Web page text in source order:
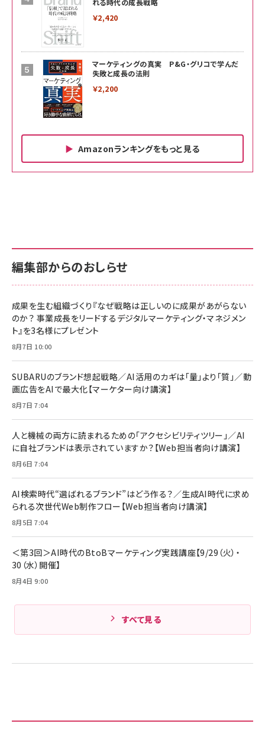
れる時代の成長戦略
￥2,420
マーケティングの真実 P&G・グリコで学んだ
失敗と成長の法則
￥2,200
Amazonランキングをもっと見る
￥880
anan(アンアン)2026/06/24号 No.2500増刊
スペシャルエディション[王道エンタメの矜持／
￥1,100
anan(アンアン)2026/07/08号 No.2502[2026
￥880
ママ投資家が育休中に１億貯めた株式投資
組織の成果を最大化する ルールのデザイン
￥1,980
Amazonランキングをもっと見る
サポート正規品 メーカー保証5年 KLMEA128G
NIMASO ガラスフィルム iPhone 17 用 保護フィ
すい ガイド枠付き いPhone17 (6.3インチ) 対応
2枚セット DSP25F1698
￥1,599
￥6,980
全ワイヤレスイヤホン/アクティブノイズキャンセリ
技術基準適合】ブラック
￥5,990
ケーブル Anker絡まないケーブル 240W 結束バン
ド付き USB PD対応 シリコン素材採用 iPhone
17 / 16 / 15 / Galaxy iPad Pro MacBook
Pro/Air 各種対応 (1.8m ミッドナイトブラック)
￥1,890
サポート正規品 メーカー保証5年 KLMEA128G
Amazon eギフトカード - Amazonロゴ - クラ
￥5,000
Anker PowerLine III Flow USB-C & USB-C
Pro/Air 各種対応 (1.8m ミッドナイトブラック)
￥1,890
サッポロ 生ビール 黒ラベル 350ml 缶 24本 ビー
ル ケース買い【6/30応募〆切! 黒ラベルビヤセラー
￥4,857
編集部からのおしらせ
成果を生む組織づくり『なぜ戦略は正しいのに成果があがらない
のか？ 事業成長をリードするデジタルマーケティング・マネジメン
ト』を3名様にプレゼント
8月7日 10:00
SUBARUのブランド想起戦略／AI活用のカギは「量」より「質」／動
画広告をAIで最大化【マーケター向け講演】
8月7日 7:04
人と機械の両方に読まれるための「アクセシビリティツリー」／AI
に自社ブランドは表示されていますか？【Web担当者向け講演】
8月6日 7:04
AI検索時代“選ばれるブランド”はどう作る？／生成AI時代に求め
られる次世代Web制作フロー【Web担当者向け講演】
8月5日 7:04
＜第3回＞AI時代のBtoBマーケティング実践講座【9/29（火）・
30（水）開催】
8月4日 9:00
すべて見る